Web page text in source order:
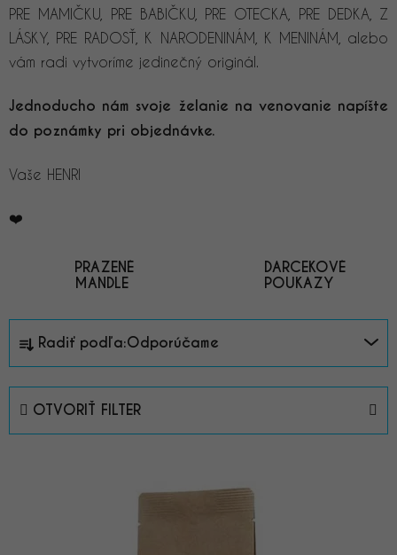
PRE MAMIČKU, PRE BABIČKU, PRE OTECKA, PRE DEDKA, Z
LÁSKY, PRE RADOSŤ, K NARODENINÁM, K MENINÁM, alebo
vám radi vytvoríme jedinečný originál.
Jednoducho nám svoje želanie na venovanie napíšte
do poznámky pri objednávke.
Vaše HENRI
❤️
PRAŽENÉ
MANDLE
DARČEKOVÉ
POUKAZY
R
a
d
e
Radiť podľa:Odporúčame
OTVORIŤ FILTER